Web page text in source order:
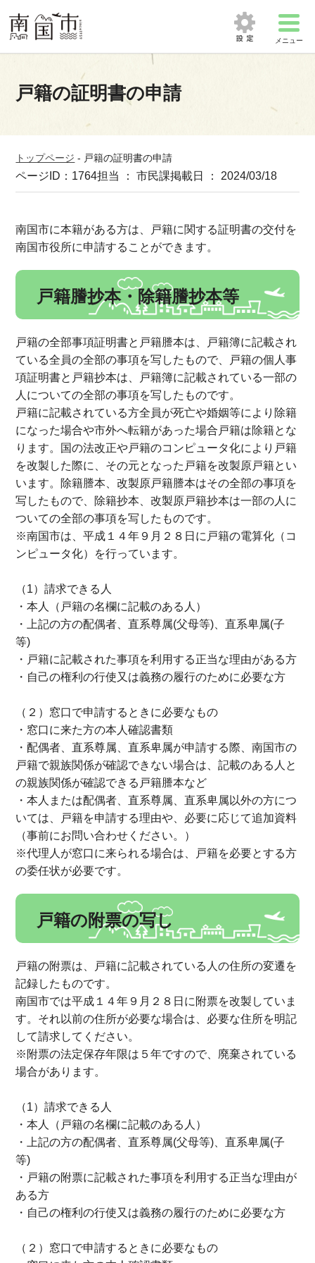
メニュー
戸籍の証明書の申請
トップページ - 戸籍の証明書の申請
ページID：1764担当 ： 市民課掲載日 ： 2024/03/18
南国市に本籍がある方は、戸籍に関する証明書の交付を
南国市役所に申請することができます。
戸籍謄抄本・除籍謄抄本等
戸籍の全部事項証明書と戸籍謄本は、戸籍簿に記載され
ている全員の全部の事項を写したもので、戸籍の個人事
項証明書と戸籍抄本は、戸籍簿に記載されている一部の
人についての全部の事項を写したものです。
戸籍に記載されている方全員が死亡や婚姻等により除籍
になった場合や市外へ転籍があった場合戸籍は除籍とな
ります。国の法改正や戸籍のコンピュータ化により戸籍
を改製した際に、その元となった戸籍を改製原戸籍とい
います。除籍謄本、改製原戸籍謄本はその全部の事項を
写したもので、除籍抄本、改製原戸籍抄本は一部の人に
ついての全部の事項を写したものです。
※南国市は、平成１４年９月２８日に戸籍の電算化（コ
ンピュータ化）を行っています。
（1）請求できる人
・本人（戸籍の名欄に記載のある人）
・上記の方の配偶者、直系尊属(父母等)、直系卑属(子
等)
・戸籍に記載された事項を利用する正当な理由がある方
・自己の権利の行使又は義務の履行のために必要な方
（２）窓口で申請するときに必要なもの
・窓口に来た方の本人確認書類
・配偶者、直系尊属、直系卑属が申請する際、南国市の
戸籍で親族関係が確認できない場合は、記載のある人と
の親族関係が確認できる戸籍謄本など
・本人または配偶者、直系尊属、直系卑属以外の方につ
いては、戸籍を申請する理由や、必要に応じて追加資料
（事前にお問い合わせください。）
※代理人が窓口に来られる場合は、戸籍を必要とする方
の委任状が必要です。
戸籍の附票の写し
戸籍の附票は、戸籍に記載されている人の住所の変遷を
記録したものです。
南国市では平成１４年９月２８日に附票を改製していま
す。それ以前の住所が必要な場合は、必要な住所を明記
して請求してください。
※附票の法定保存年限は５年ですので、廃棄されている
場合があります。
（1）請求できる人
・本人（戸籍の名欄に記載のある人）
・上記の方の配偶者、直系尊属(父母等)、直系卑属(子
等)
・戸籍の附票に記載された事項を利用する正当な理由が
ある方
・自己の権利の行使又は義務の履行のために必要な方
（２）窓口で申請するときに必要なもの